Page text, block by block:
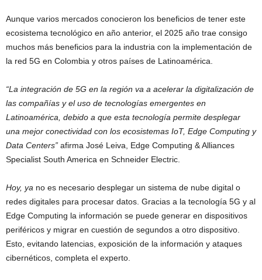
Aunque varios mercados conocieron los beneficios de tener este
ecosistema tecnológico en año anterior, el 2025 año trae consigo
muchos más beneficios para la industria con la implementación de
la red 5G en Colombia y otros países de Latinoamérica.
“La integración de 5G en la región va a acelerar la digitalización de
las compañías y el uso de tecnologías emergentes en
Latinoamérica, debido a que esta tecnología permite desplegar
una mejor conectividad con los ecosistemas IoT, Edge Computing y
Data Centers” afirma José Leiva, Edge Computing & Alliances
Specialist South America en Schneider Electric.
Hoy, ya no es necesario desplegar un sistema de nube digital o
redes digitales para procesar datos. Gracias a la tecnología 5G y al
Edge Computing la información se puede generar en dispositivos
periféricos y migrar en cuestión de segundos a otro dispositivo.
Esto, evitando latencias, exposición de la información y ataques
cibernéticos, completa el experto.